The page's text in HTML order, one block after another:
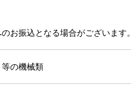
お振込となる場合がございます。
の機械類